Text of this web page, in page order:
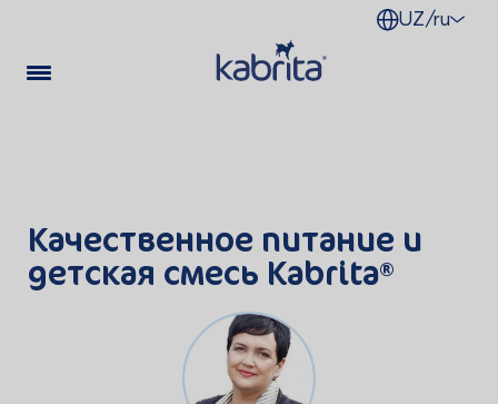
UZ/ru
Качественное питание и
детская смесь Kabrita®